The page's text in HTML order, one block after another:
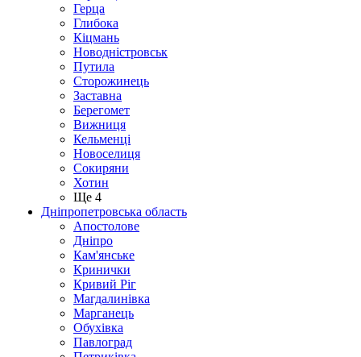
Герца
Глибока
Кіцмань
Новодністровськ
Путила
Сторожинець
Заставна
Берегомет
Вижниця
Кельменці
Новоселиця
Сокиряни
Хотин
Ще 4
Дніпропетровська область
Апостолове
Дніпро
Кам'янське
Кринички
Кривий Ріг
Магдалинівка
Марганець
Обухівка
Павлоград